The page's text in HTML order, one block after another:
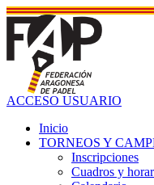
ACCESO USUARIO
Inicio
TORNEOS Y
Inscripciones
Cuadros y